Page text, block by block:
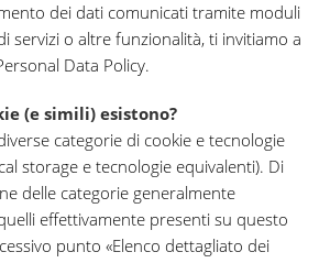
dei dati comunicati tramite moduli
servizi o altre funzionalità, ti invitiamo a
Data Policy.
(e simili) esistono?
categorie di cookie e tecnologie
storage e tecnologie equivalenti). Di
delle categorie generalmente
effettivamente presenti su questo
punto «Elenco dettagliato dei